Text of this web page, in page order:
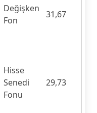
Değişken
Fon
31,67
Hisse
Senedi
Fonu
29,73